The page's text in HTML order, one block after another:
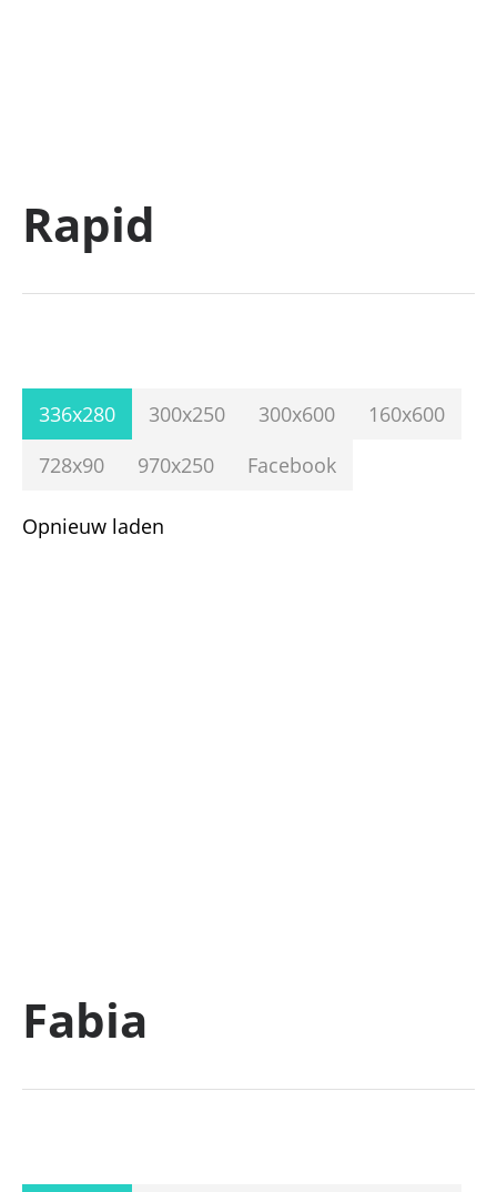
Rapid
336x280 300x250 300x600
160x600
728x90
970x250 Facebook
Opnieuw laden
Fabia